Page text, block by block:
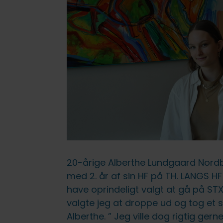
20-årige Alberthe Lundgaard
med 2. år af sin HF på TH. LANGS
have oprindeligt valgt at gå på
valgte jeg at droppe ud og tog et
Alberthe. ” Jeg ville dog rigtig
FVU (forb. voksenundervisning)
IT på fjernundervisning
Ledige stillinger
Lovpligtige oplysninger